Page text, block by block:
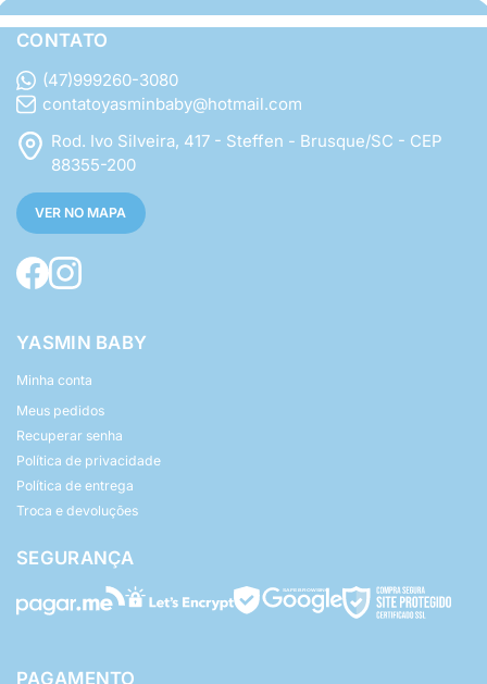
CONTATO
(47)999260-3080
contatoyasminbaby@hotmail.com
Rod. Ivo Silveira, 417 - Steffen - Brusque/SC - CEP
88355-200
VER NO MAPA
YASMIN BABY
Minha conta
Meus pedidos
Recuperar senha
Política de privacidade
Política de entrega
Troca e devoluções
SEGURANÇA
PAGAMENTO